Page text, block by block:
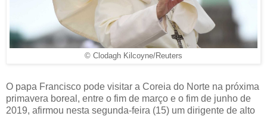
© Clodagh Kilcoyne/Reuters
O papa Francisco pode visitar a Coreia do Norte na próxima
primavera boreal, entre o fim de março e o fim de junho de
2019, afirmou nesta segunda-feira (15) um dirigente de alto